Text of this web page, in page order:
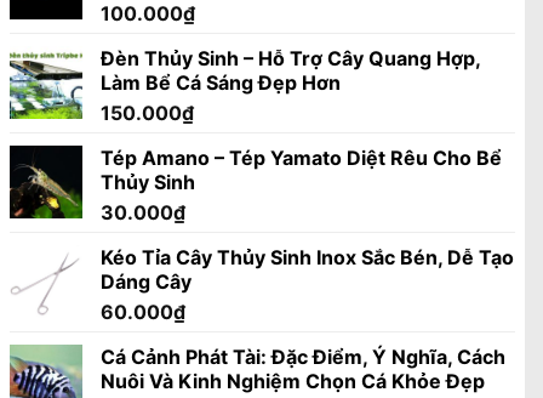
100.000₫
Đèn Thủy Sinh – Hỗ Trợ Cây Quang Hợp,
Làm Bể Cá Sáng Đẹp Hơn
150.000₫
Tép Amano – Tép Yamato Diệt Rêu Cho Bể
Thủy Sinh
30.000₫
Kéo Tỉa Cây Thủy Sinh Inox Sắc Bén, Dễ Tạo
Dáng Cây
60.000₫
Cá Cảnh Phát Tài: Đặc Điểm, Ý Nghĩa, Cách
Nuôi Và Kinh Nghiệm Chọn Cá Khỏe Đẹp